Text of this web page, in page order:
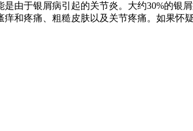
由于银屑病引起的关节炎。大约30%的银
和疼痛、粗糙皮肤以及关节疼痛。如果怀